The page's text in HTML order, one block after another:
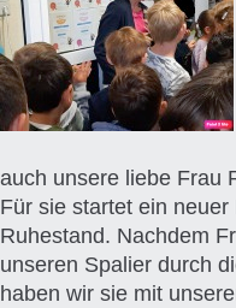
auch unsere liebe Frau
Für sie startet ein
Ruhestand. Nachdem
unseren Spalier durch
haben wir sie mit